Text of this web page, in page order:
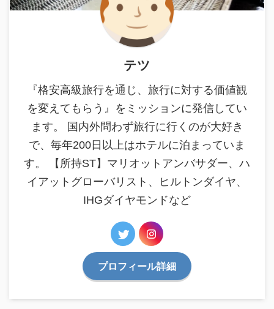
テツ
『格安高級旅行を通じ、旅行に対する価値観
を変えてもらう』をミッションに発信してい
ます。 国内外問わず旅行に行くのが大好き
で、毎年200日以上はホテルに泊まっていま
す。 【所持ST】マリオットアンバサダー、ハ
イアットグローバリスト、ヒルトンダイヤ、
IHGダイヤモンドなど
プロフィール詳細